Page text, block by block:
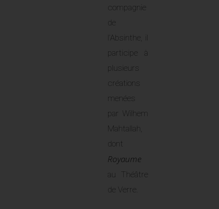
compagnie
de
l’Absinthe, il
participe à
plusieurs
créations
menées
par Wilhem
Mahtallah,
dont
Royaume
au Théâtre
de Verre.